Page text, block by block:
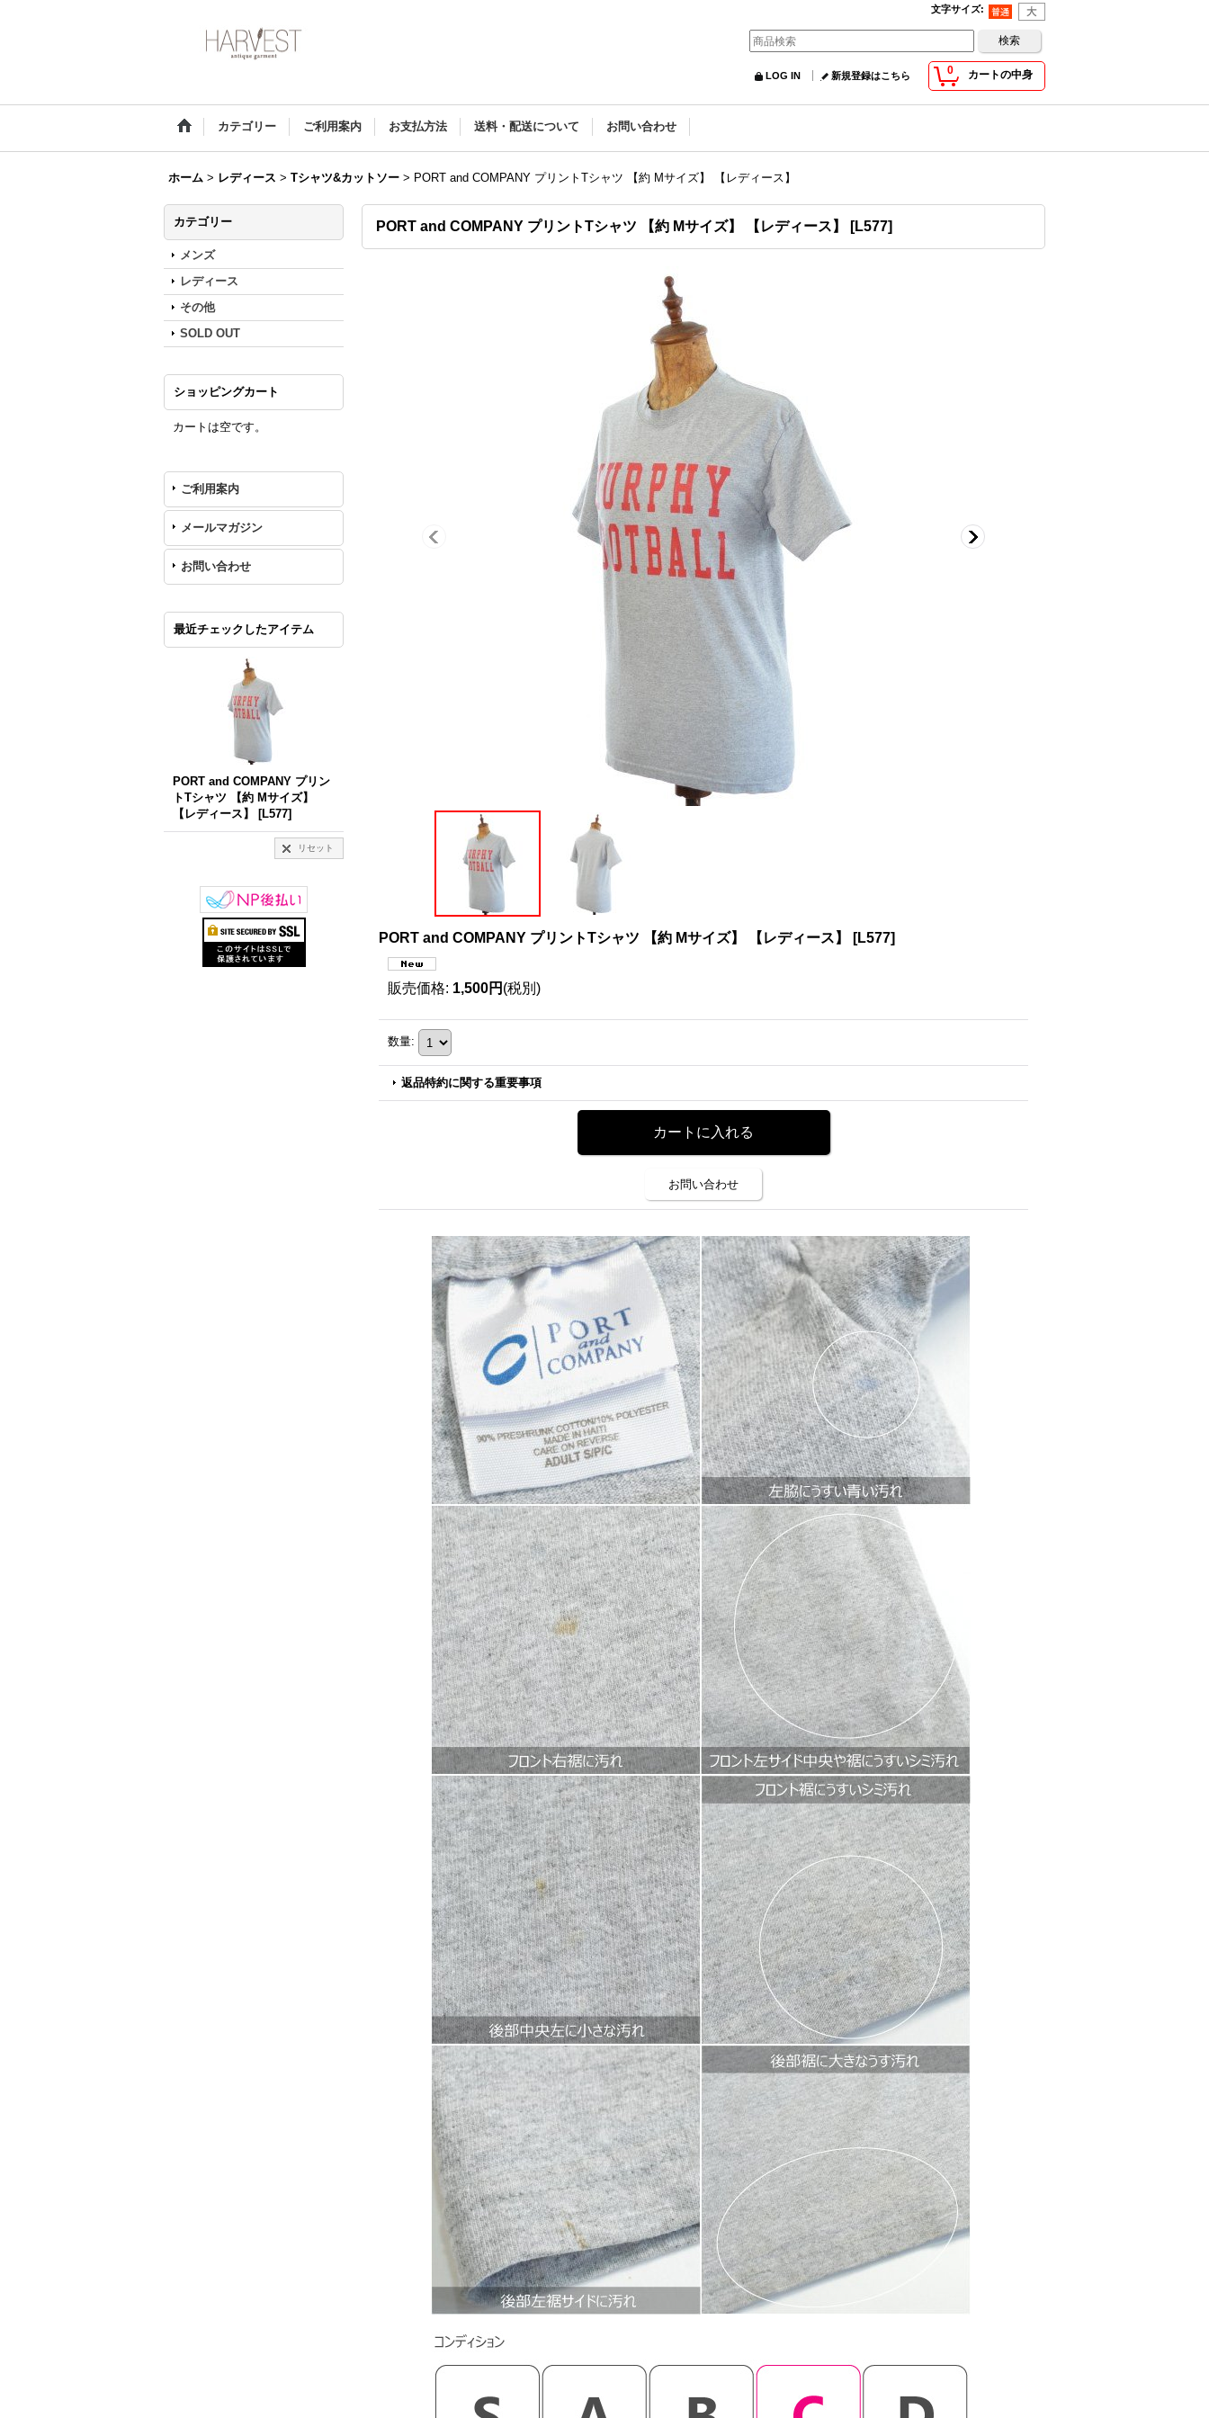
文字サイズ:
0 カートの中身
LOG IN 新規登録はこちら
カテゴリー ご利用案内 お支払方法 送料・配送について お問い合わせ
ホーム > レディース > Tシャツ&カットソー > PORT and COMPANY プリントTシャツ 【約 Mサイズ】 【レディース】
カテゴリー
メンズ
レディース
その他
SOLD OUT
ショッピングカート
カートは空です。
ご利用案内
メールマガジン
お問い合わせ
最近チェックしたアイテム
PORT and COMPANY プリン
トTシャツ 【約 Mサイズ】
【レディース】
[L577]
リセット
PORT and COMPANY プリントTシャツ 【約 Mサイズ】 【レディース】 [L577]
PORT and COMPANY プリントTシャツ 【約 Mサイズ】 【レディース】 [L577]
販売価格: 1,500円 (税別)
数量:
返品特約に関する重要事項
お問い合わせ